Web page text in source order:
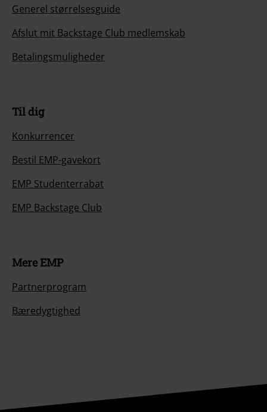
Generel størrelsesguide
Afslut mit Backstage Club medlemskab
Betalingsmuligheder
Til dig
Konkurrencer
Bestil EMP-gavekort
EMP Studenterrabat
EMP Backstage Club
Mere EMP
Partnerprogram
Bæredygtighed